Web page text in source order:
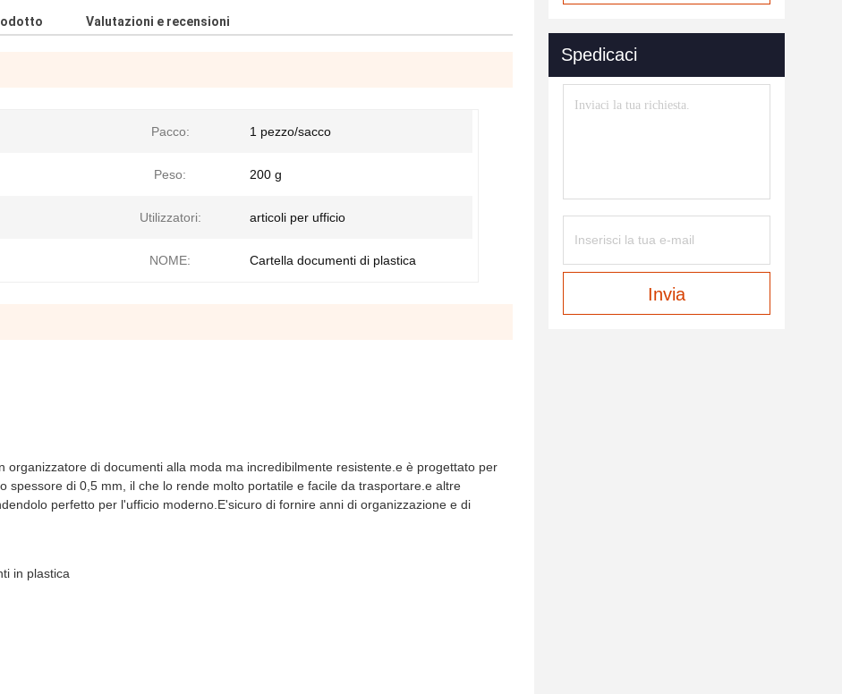
Valutazioni e recensioni
Pacco: 1 pezzo/sacco
Peso: 200 g
Utilizzatori: articoli per ufficio
NOME: Cartella documenti di plastica
organizzatore di documenti alla moda ma incredibilmente resistente.e è progettato per
spessore di 0,5 mm, il che lo rende molto portatile e facile da trasportare.e altre
perfetto per l'ufficio moderno.E'sicuro di fornire anni di organizzazione e di
in plastica
Spedicaci
Invia